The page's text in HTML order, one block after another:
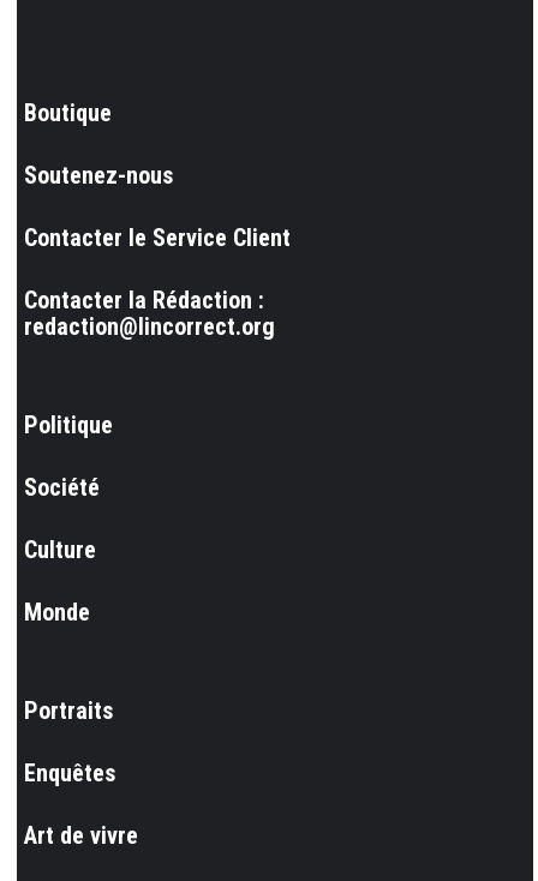
Boutique
Soutenez-nous
Contacter le Service Client
Contacter la Rédaction :
redaction@lincorrect.org
Politique
Société
Culture
Monde
Portraits
Enquêtes
Art de vivre